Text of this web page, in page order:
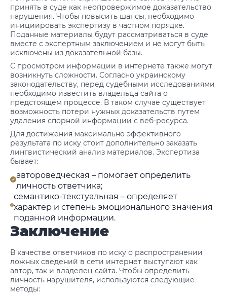
принять в суде как неопровержимое доказательство
нарушения. Чтобы повысить шансы, необходимо
инициировать экспертизу в частном порядке.
Поданные материалы будут рассматриваться в суде
вместе с экспертным заключением и не могут быть
исключены из доказательной базы.
С просмотром информации в интернете также могут
возникнуть сложности. Согласно украинскому
законодательству, перед судебными исследованиями
необходимо известить владельца сайта о
предстоящем процессе. В таком случае существует
возможность потери нужных доказательств путем
удаления спорной информации с веб-ресурса.
Для достижения максимально эффективного
результата по иску стоит дополнительно заказать
лингвистический анализ материалов. Экспертиза
бывает:
автороведческая – помогает определить
личность ответчика;
семантико-текстуальная – определяет
характер и степень эмоционального значения
поданной информации.
Заключение
В качестве ответчиков по иску о распространении
ложных сведений в сети интернет выступают как
автор, так и владелец сайта. Чтобы определить
личность нарушителя, используются следующие
методы: